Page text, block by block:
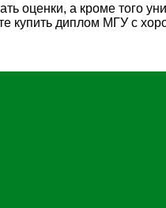
оценки, а кроме того
купить диплом МГУ с